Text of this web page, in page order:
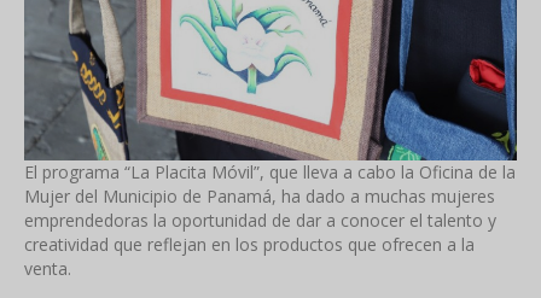
El programa “La Placita Móvil”, que lleva a cabo la Oficina de la
Mujer del Municipio de Panamá, ha dado a muchas mujeres
emprendedoras la oportunidad de dar a conocer el talento y
creatividad que reflejan en los productos que ofrecen a la
venta.